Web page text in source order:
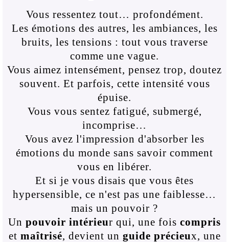
Vous ressentez tout… profondément.
Les émotions des autres, les ambiances, les
bruits, les tensions : tout vous traverse
comme une vague.
Vous aimez intensément, pensez trop, doutez
souvent. Et parfois, cette intensité vous
épuise.
Vous vous sentez fatigué, submergé,
incomprise…
Vous avez l'impression d'absorber les
émotions du monde sans savoir comment
vous en libérer.
Et si je vous disais que vous êtes
hypersensible, ce n'est pas une faiblesse…
mais un pouvoir ?
Un pouvoir intérieur qui, une fois compris
et maîtrisé, devient un guide précieux, une